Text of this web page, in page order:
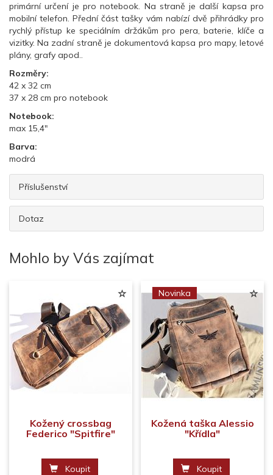
primární určení je pro notebook. Na straně je další kapsa pro
mobilní telefon. Přední částtašky vám nabízí dvě přihrádky pro
rychlý přístup ke speciálním držákům pro pera, baterie, klíče a
vizitky. Na zadní straně je dokumentová kapsa pro mapy,letové
plány, grafy apod..
Rozměry:
42 x 32 cm
37 x 28 cm pro notebook
Notebook:
max 15,4"
Barva:
modrá
Příslušenství
Dotaz
Mohlo by Vás zajímat
Kožený crossbag
Federico "Spitfire"
Koupit
Novinka
Kožená taška Alessio
"Křídla"
Koupit